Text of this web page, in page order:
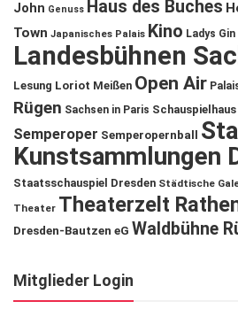
John Genuss Haus des Buches
Town Japanisches Palais Kino Ladys
Landesbühnen
Lesung Loriot Meißen Open Air
Rügen Sachsen in Paris Schauspielhaus
Semperoper Semperopernball
Kunstsammlungen
Staatsschauspiel Dresden Städtische
Theater Theaterzelt
Dresden-Bautzen eG Waldbühne
Mitglieder Login